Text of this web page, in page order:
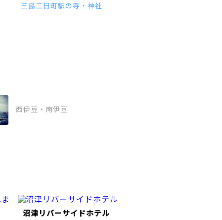
三島二日町駅の寺・神社
西伊豆・南伊豆
沼津リバーサイドホテル